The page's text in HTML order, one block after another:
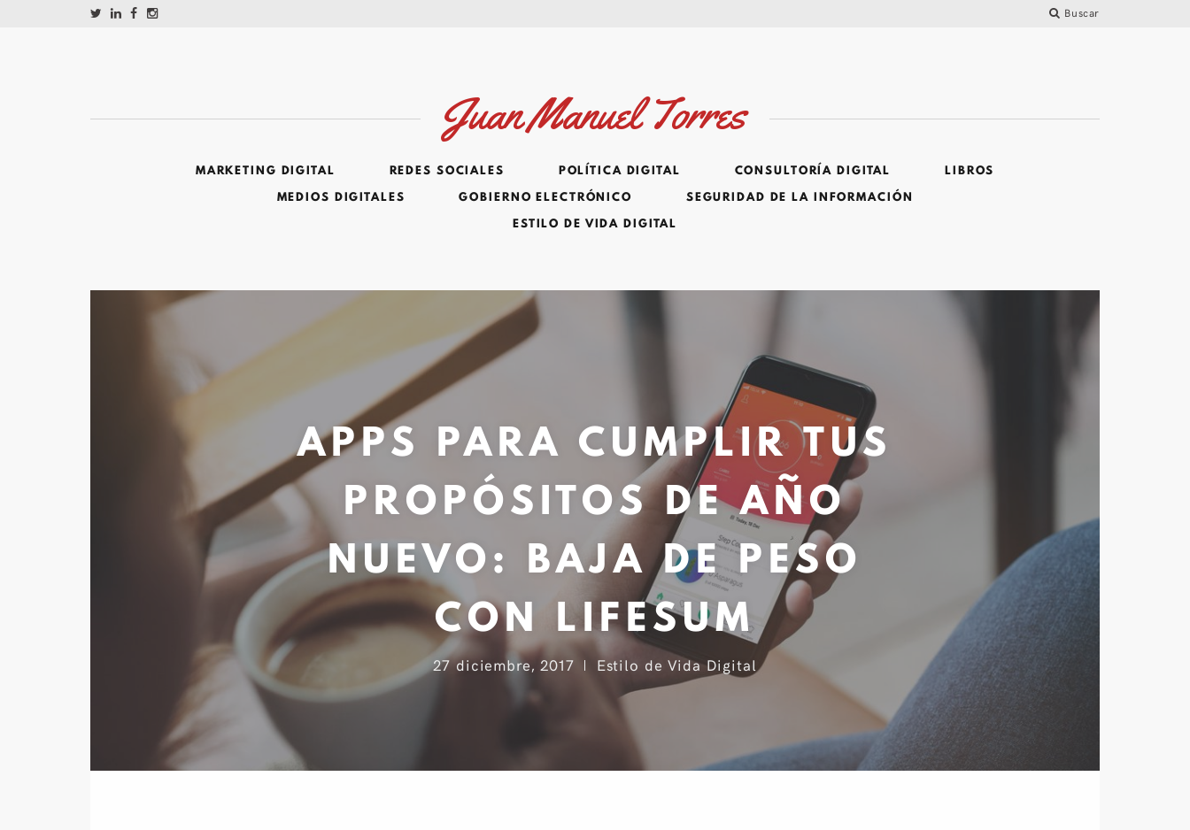
Buscar
Juan Manuel Torres
MARKETING DIGITAL REDES SOCIALES POLÍTICA DIGITAL CONSULTORÍA DIGITAL
LIBROS
MEDIOS DIGITALES
GOBIERNO ELECTRÓNICO
SEGURIDAD DE LA INFORMACIÓN
ESTILO DE VIDA DIGITAL
APPS PARA CUMPLIR TUS
PROPÓSITOS DE AÑO
NUEVO: BAJA DE PESO
CON LIFESUM
27 diciembre, 2017 Estilo de Vida Digital